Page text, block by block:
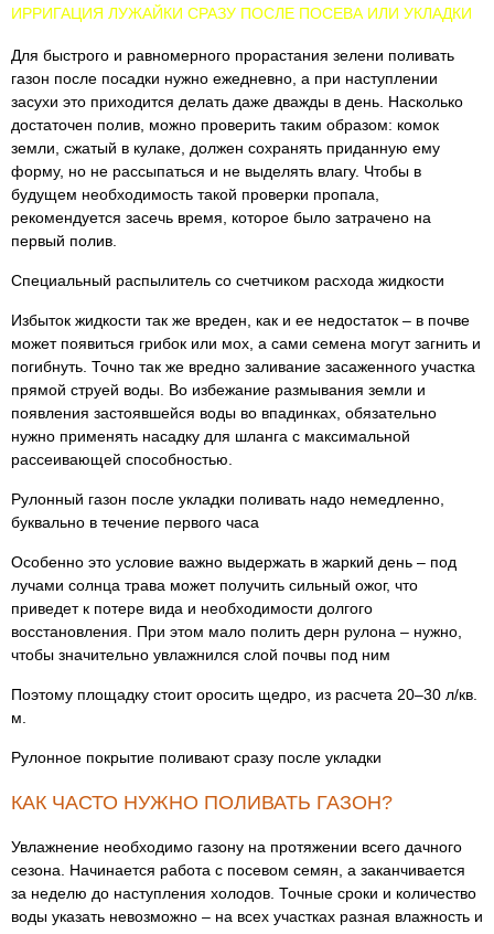
ИРРИГАЦИЯ ЛУЖАЙКИ СРАЗУ ПОСЛЕ ПОСЕВА ИЛИ УКЛАДКИ
Для быстрого и равномерного прорастания зелени поливать
газон после посадки нужно ежедневно, а при наступлении
засухи это приходится делать даже дважды в день. Насколько
достаточен полив, можно проверить таким образом: комок
земли, сжатый в кулаке, должен сохранять приданную ему
форму, но не рассыпаться и не выделять влагу. Чтобы в
будущем необходимость такой проверки пропала,
рекомендуется засечь время, которое было затрачено на
первый полив.
Специальный распылитель со счетчиком расхода жидкости
Избыток жидкости так же вреден, как и ее недостаток – в почве
может появиться грибок или мох, а сами семена могут загнить и
погибнуть. Точно так же вредно заливание засаженного участка
прямой струей воды. Во избежание размывания земли и
появления застоявшейся воды во впадинках, обязательно
нужно применять насадку для шланга с максимальной
рассеивающей способностью.
Рулонный газон после укладки поливать надо немедленно,
буквально в течение первого часа
Особенно это условие важно выдержать в жаркий день – под
лучами солнца трава может получить сильный ожог, что
приведет к потере вида и необходимости долгого
восстановления. При этом мало полить дерн рулона – нужно,
чтобы значительно увлажнился слой почвы под ним
Поэтому площадку стоит оросить щедро, из расчета 20–30 л/кв.
м.
Рулонное покрытие поливают сразу после укладки
КАК ЧАСТО НУЖНО ПОЛИВАТЬ ГАЗОН?
Увлажнение необходимо газону на протяжении всего дачного
сезона. Начинается работа с посевом семян, а заканчивается
за неделю до наступления холодов. Точные сроки и количество
воды указать невозможно – на всех участках разная влажность и